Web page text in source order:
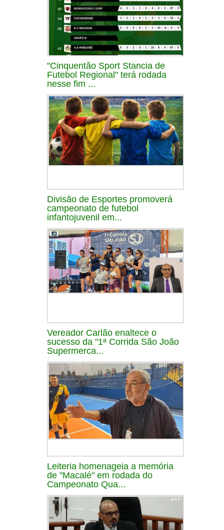
"Cinquentão Sport Stancia de
Futebol Regional" terá rodada
nesse fim ...
Divisão de Esportes promoverá
campeonato de futebol
infantojuvenil em...
Vereador Carlão enaltece o
sucesso da "1ª Corrida São João
Supermerca...
Leiteria homenageia a memória
de "Macalé" em rodada do
Campeonato Qua...